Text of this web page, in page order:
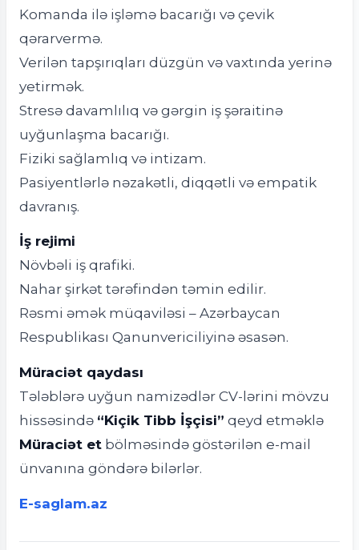
Komanda ilə işləmə bacarığı və çevik
qərarvermə.
Verilən tapşırıqları düzgün və vaxtında yerinə
yetirmək.
Stresə davamlılıq və gərgin iş şəraitinə
uyğunlaşma bacarığı.
Fiziki sağlamlıq və intizam.
Pasiyentlərlə nəzakətli, diqqətli və empatik
davranış.
İş rejimi
Növbəli iş qrafiki.
Nahar şirkət tərəfindən təmin edilir.
Rəsmi əmək müqaviləsi – Azərbaycan
Respublikası Qanunvericiliyinə əsasən.
Müraciət qaydası
Tələblərə uyğun namizədlər CV-lərini mövzu
hissəsində “Kiçik Tibb İşçisi” qeyd etməklə
Müraciət et bölməsində göstərilən e-mail
ünvanına göndərə bilərlər.
E-saglam.az